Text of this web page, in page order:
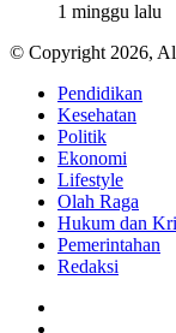
1 minggu lalu
© Copyright 2026,
Pendidikan
Kesehatan
Politik
Ekonomi
Lifestyle
Olah Raga
Hukum dan
Pemerintahan
Redaksi